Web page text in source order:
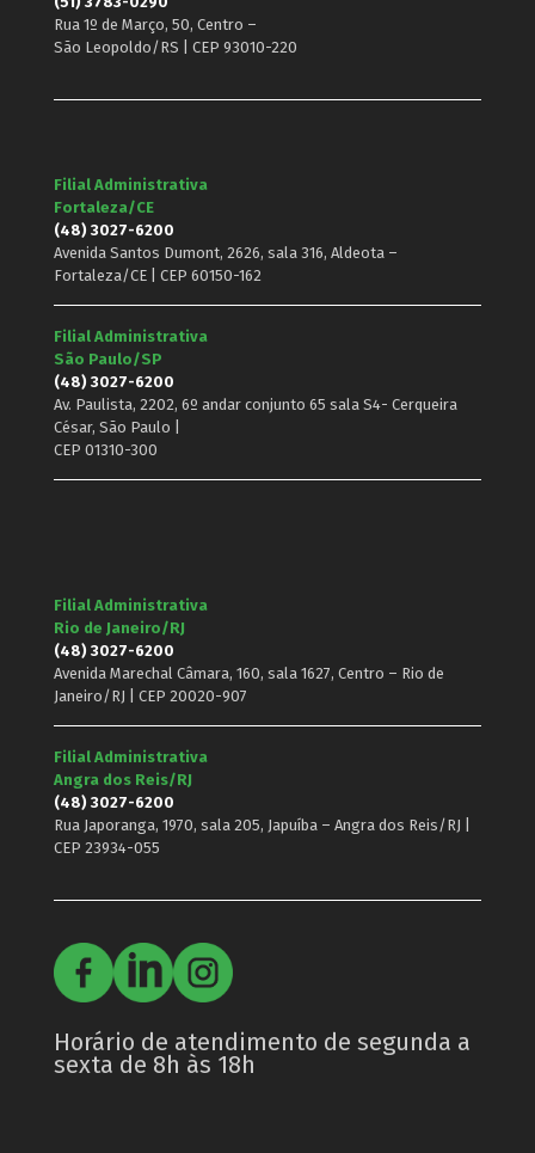
Rua 1º de Março, 50, Centro –
São Leopoldo/RS | CEP 93010-220
Filial Administrativa
Fortaleza/CE
(48) 3027-6200
Avenida Santos Dumont, 2626, sala 316, Aldeota –
Fortaleza/CE | CEP 60150-162
Filial Administrativa
São Paulo/SP
(48) 3027-6200
Av. Paulista, 2202, 6º andar conjunto 65 sala S4- Cerqueira
César, São Paulo |
CEP 01310-300
Filial Administrativa
Rio de Janeiro/RJ
(48) 3027-6200
Avenida Marechal Câmara, 160, sala 1627, Centro – Rio de
Janeiro/RJ | CEP 20020-907
Filial Administrativa
Angra dos Reis/RJ
(48) 3027-6200
Rua Japoranga, 1970, sala 205, Japuíba – Angra dos Reis/RJ |
CEP 23934-055
Horário de atendimento de segunda a
sexta de 8h às 18h